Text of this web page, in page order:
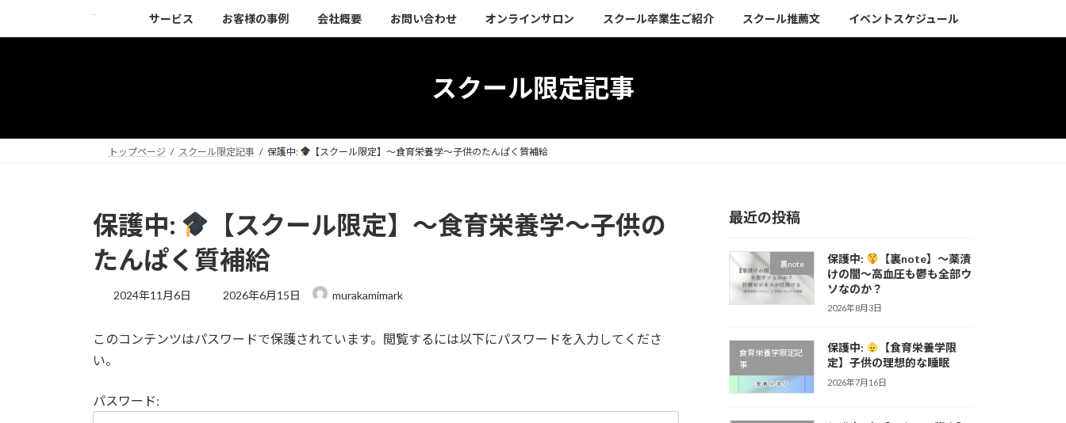
キ
に
サービス お客様の事例 会社概要 お問い合わせ オンラインサロン スクール卒業生ご紹介 スクール推薦文 イベントスケジュール
スクール限定記事
トップページ スクール限定記事 保護中: 【スクール限定】〜食育栄養学〜子供のたんぱく質補給
保護中:
【スクール限定】〜食育栄養学〜子供の
たんぱく質補給
2024年11月6日
最
新
2026年6月15日 murakamimark
このコンテンツはパスワードで保護されています。閲覧するには以下にパスワードを入力してくださ
い。
パスワード:
最近の投稿
裏note 保護中:
【裏note】〜薬漬
けの闇〜高血圧も鬱も全部ウ
ソなのか？
2026年8月3日
食育栄養学限定記
事
保護中:
【食育栄養学限
定】子供の理想的な睡眠
2026年7月16日